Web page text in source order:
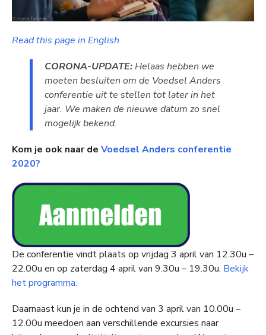
Read this page in English
CORONA-UPDATE:Helaas hebben we
moeten besluiten om de Voedsel Anders
conferentie uit te stellen tot later in het
jaar. We maken de nieuwe datum zo snel
mogelijk bekend.
Kom je ook naar de Voedsel Anders conferentie
2020?
De conferentie vindt plaats op vrijdag 3 april van 12.30u –
22.00u en op zaterdag 4 april van 9.30u – 19.30u. Bekijk
het programma.
Daarnaast kun je in de ochtend van 3 april van 10.00u –
12.00u meedoen aan verschillende excursies naar